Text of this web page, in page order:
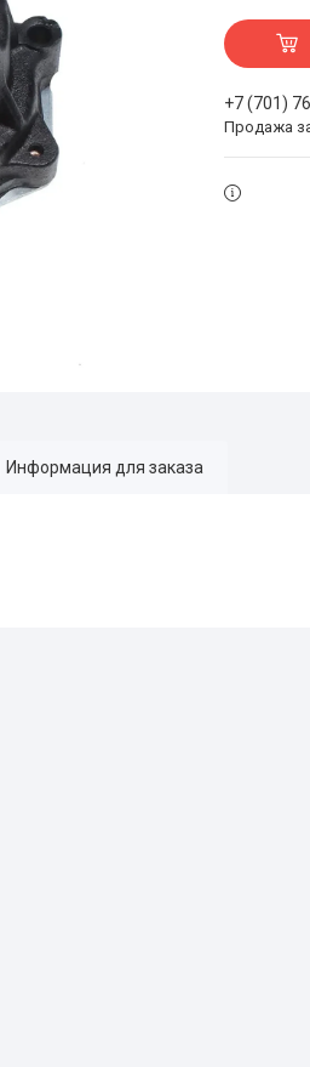
+7 (701)
Продажа
Информация для заказа